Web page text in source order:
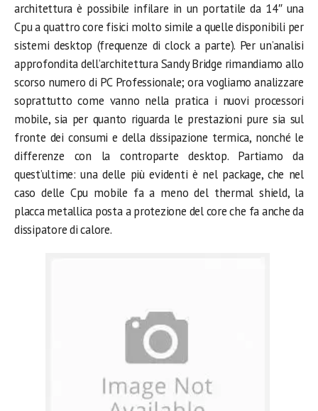
architettura è possibile infilare in un portatile da 14″ una
Cpu a quattro core fisici molto simile a quelle disponibili per
sistemi desktop (frequenze di clock a parte). Per un’analisi
approfondita dell’architettura Sandy Bridge rimandiamo allo
scorso numero di PC Professionale; ora vogliamo analizzare
soprattutto come vanno nella pratica i nuovi processori
mobile, sia per quanto riguarda le prestazioni pure sia sul
fronte dei consumi e della dissipazione termica, nonché le
differenze con la controparte desktop. Partiamo da
quest’ultime: una delle più evidenti è nel package, che nel
caso delle Cpu mobile fa a meno del thermal shield, la
placca metallica posta a protezione del core che fa anche da
dissipatore di calore.